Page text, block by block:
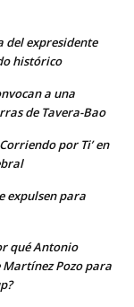
del expresidente
histórico
a una
de Tavera-Bao
por Ti’ en
expulsen para
qué Antonio
Pozo para